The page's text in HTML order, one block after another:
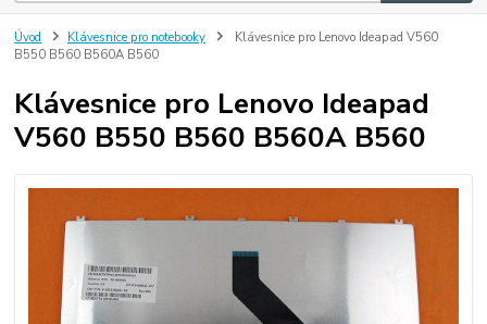
Úvod Klávesnice pro notebooky
Klávesnice pro Lenovo Ideapad V560
B550 B560 B560A B560
Klávesnice pro Lenovo Ideapad
V560 B550 B560 B560A B560